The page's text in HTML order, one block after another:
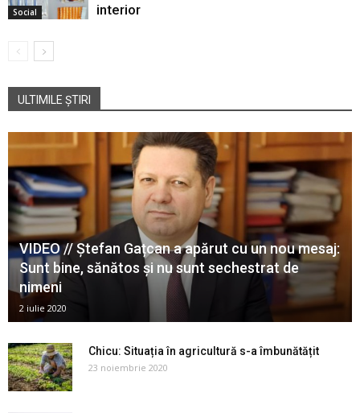
Social
interior
ULTIMILE ȘTIRI
VIDEO // Ștefan Gațcan a apărut cu un nou mesaj:
Sunt bine, sănătos și nu sunt sechestrat de
nimeni
2 iulie 2020
Chicu: Situația în agricultură s-a îmbunătățit
23 noiembrie 2020